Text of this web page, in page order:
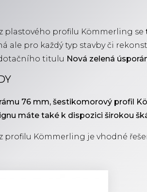
plastového profilu Kömmerling se
ale pro každý typ stavby či
titulu Nová zelená
76 mm, šestikomorový profil
máte také k dispozici širokou
profilu Kömmerling je vhodné